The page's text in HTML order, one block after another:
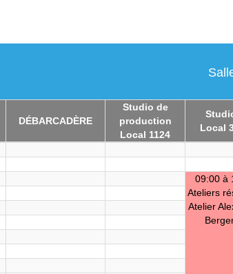
DÉBARCADÈRE
Studio de
production
Local 1124
Local
09:00 à
Ateliers
Atelier